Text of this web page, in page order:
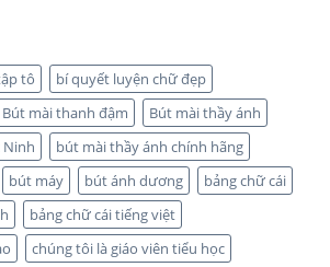
tô
bí quyết luyện chữ đẹp
Bút mài thanh đậm
Bút mài thầy ánh
Ninh
bút mài thầy ánh chính hãng
bút máy bút ánh dương
bảng chữ cái
bảng chữ cái tiếng việt
chúng tôi là giáo viên tiểu học